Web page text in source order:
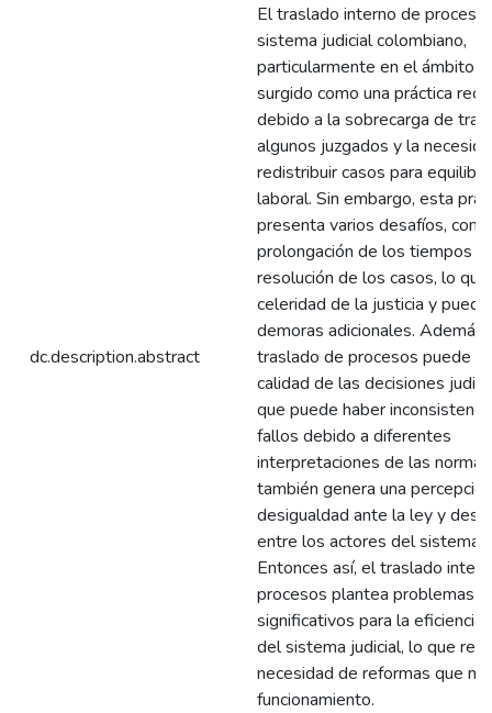
dc.description.abstract
El traslado interno de
sistema judicial colombiano,
particularmente en el ámbito
surgido como una práctica
debido a la sobrecarga de
algunos juzgados y la
redistribuir casos para
laboral. Sin embargo, esta
presenta varios desafíos,
prolongación de los tiempos
resolución de los casos, lo
celeridad de la justicia y
demoras adicionales.
traslado de procesos puede
calidad de las decisiones
que puede haber
fallos debido a diferentes
interpretaciones de las
también genera una
desigualdad ante la ley y
entre los actores del sistema
Entonces así, el traslado
procesos plantea problemas
significativos para la eficiencia
del sistema judicial, lo que
necesidad de reformas que
funcionamiento.